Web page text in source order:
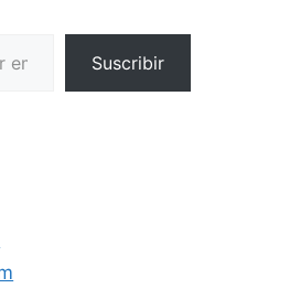
Suscribir